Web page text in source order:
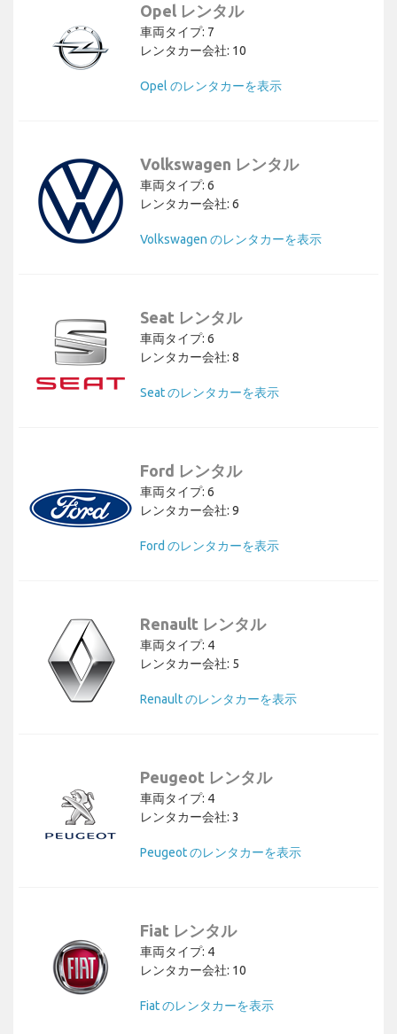
Opel レンタル
車両タイプ: 7
レンタカー会社: 10
Opel のレンタカーを表示
Volkswagen レンタル
車両タイプ: 6
レンタカー会社: 6
Volkswagen のレンタカーを表示
Seat レンタル
車両タイプ: 6
レンタカー会社: 8
Seat のレンタカーを表示
Ford レンタル
車両タイプ: 6
レンタカー会社: 9
Ford のレンタカーを表示
Renault レンタル
車両タイプ: 4
レンタカー会社: 5
Renault のレンタカーを表示
Peugeot レンタル
車両タイプ: 4
レンタカー会社: 3
Peugeot のレンタカーを表示
Fiat レンタル
車両タイプ: 4
レンタカー会社: 10
Fiat のレンタカーを表示